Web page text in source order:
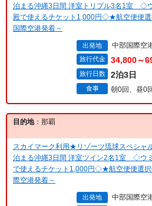
泊まる沖縄3日間 洋室トリプル3名1室 ◇
殿で使えるチケット1,000円◇★航空便便
国際空港発着～
出発地 中部国際空
旅行代金 34,800～
旅行日数 2泊3日
食事 朝0回、昼0
目的地：那覇
スカイマーク利用★リゾーツ琉球スペシャ
泊まる沖縄3日間 洋室ツイン2名1室 ◇ウ
で使えるチケット1,000円◇★航空便便選
際空港発着～
出発地 中部国際空